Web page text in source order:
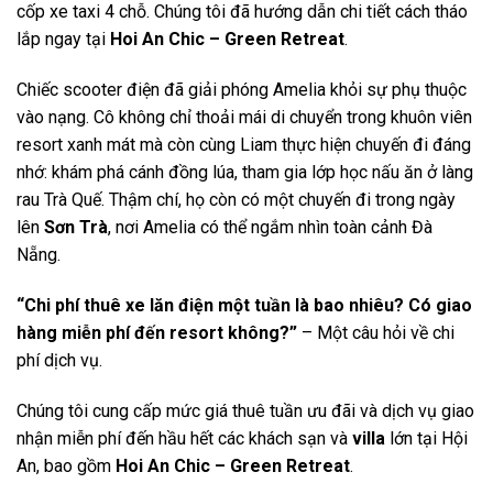
cốp xe taxi 4 chỗ. Chúng tôi đã hướng dẫn chi tiết cách tháo
lắp ngay tại Hoi An Chic – Green Retreat.
Chiếc scooter điện đã giải phóng Amelia khỏi sự phụ thuộc
vào nạng. Cô không chỉ thoải mái di chuyển trong khuôn viên
resort xanh mát mà còn cùng Liam thực hiện chuyến đi đáng
nhớ: khám phá cánh đồng lúa, tham gia lớp học nấu ăn ở làng
rau Trà Quế. Thậm chí, họ còn có một chuyến đi trong ngày
lên Sơn Trà, nơi Amelia có thể ngắm nhìn toàn cảnh Đà
Nẵng.
“Chi phí thuê xe lăn điện một tuần là bao nhiêu? Có giao
hàng miễn phí đến resort không?” – Một câu hỏi về chi
phí dịch vụ.
Chúng tôi cung cấp mức giá thuê tuần ưu đãi và dịch vụ giao
nhận miễn phí đến hầu hết các khách sạn và villa lớn tại Hội
An, bao gồm Hoi An Chic – Green Retreat.